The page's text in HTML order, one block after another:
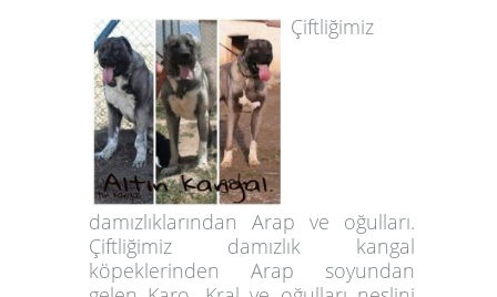
Çiftliğimiz
damızlıklarından Arap ve oğulları.
Çiftliğimiz damızlık kangal
köpeklerinden Arap soyundan